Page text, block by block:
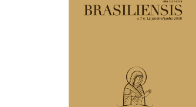
lateral